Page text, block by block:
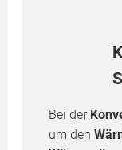
Bei der
um den